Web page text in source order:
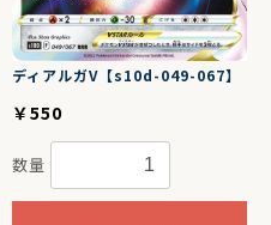
ディアルガV【s10d-049-067】
￥550
数量